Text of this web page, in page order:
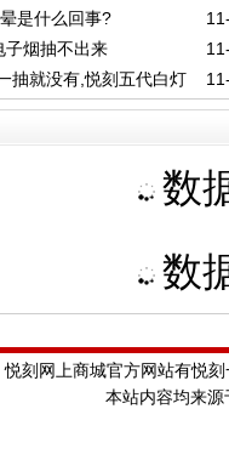
是什么回事?
烟抽不出来
抽就没有,悦刻五代白灯
数
数
悦刻网上商城官方网站有悦
本站内容均来